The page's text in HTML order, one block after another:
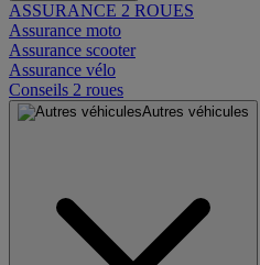
ASSURANCE 2 ROUES
Assurance moto
Assurance scooter
Assurance vélo
Conseils 2 roues
Autres véhicules